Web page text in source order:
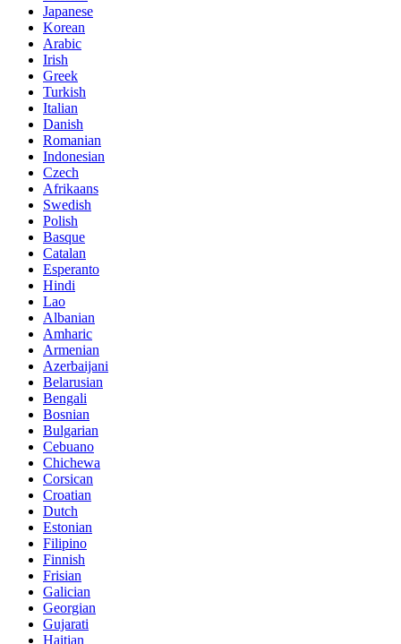
Japanese
Korean
Arabic
Irish
Greek
Turkish
Italian
Danish
Romanian
Indonesian
Czech
Afrikaans
Swedish
Polish
Basque
Catalan
Esperanto
Hindi
Lao
Albanian
Amharic
Armenian
Azerbaijani
Belarusian
Bengali
Bosnian
Bulgarian
Cebuano
Chichewa
Corsican
Croatian
Dutch
Estonian
Filipino
Finnish
Frisian
Galician
Georgian
Gujarati
Haitian